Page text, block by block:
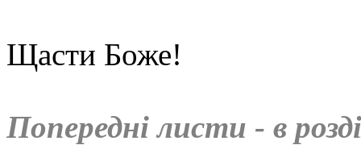
Щасти Боже!
Попередні листи - в